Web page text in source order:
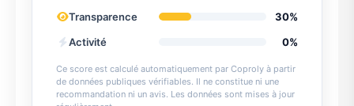
Transparence
30%
Activité
0%
Ce score est calculé automatiquement par Coproly à partir
de données publiques vérifiables. Il ne constitue ni une
recommandation ni un avis. Les données sont mises à jour